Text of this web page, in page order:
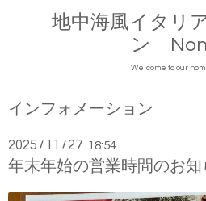
地中海風イタリ
ン
Welcome to our
インフォメーション
2025 / 11 / 27 18:54
年末年始の営業時間のお知